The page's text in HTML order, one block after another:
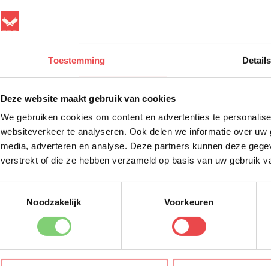
Toestemming Details
Deze website maakt gebruik van cookies
We gebruiken cookies om content en advertenties te
websiteverkeer te analyseren. Ook delen we informatie over
media, adverteren en analyse. Deze partners kunnen deze
verstrekt of die ze hebben verzameld op basis van uw gebruik
Noodzakelijk
Voorkeuren